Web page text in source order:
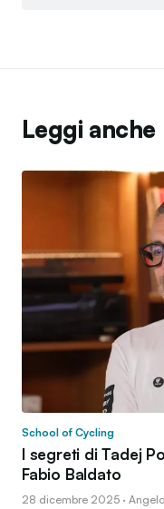
Leggi anche
School of Cycling
I segreti di Tadej
Fabio Baldato
28 dicembre 2025 ·